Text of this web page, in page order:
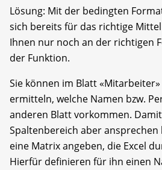
Lösung: Mit der bedingten
sich bereits für das richtige
Ihnen nur noch an der richtigen
der Funktion.
Sie können im Blatt «Mitarbeiter»
ermitteln, welche Namen bzw.
anderen Blatt vorkommen.
Spaltenbereich aber ansprechen
eine Matrix angeben, die Excel
Hierfür definieren für ihn einen